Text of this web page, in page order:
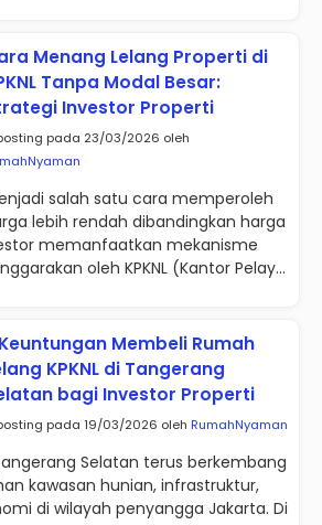
Menang Lelang Properti di
Tanpa Modal Besar:
Investor Properti
pada 23/03/2026 oleh
salah satu cara memperoleh
lebih rendah dibandingkan harga
memanfaatkan mekanisme
oleh KPKNL (Kantor Pelay...
Membeli Rumah
KPKNL di Tangerang
bagi Investor Properti
pada 19/03/2026 oleh RumahNyaman
Selatan terus berkembang
kawasan hunian, infrastruktur,
di wilayah penyangga Jakarta. Di